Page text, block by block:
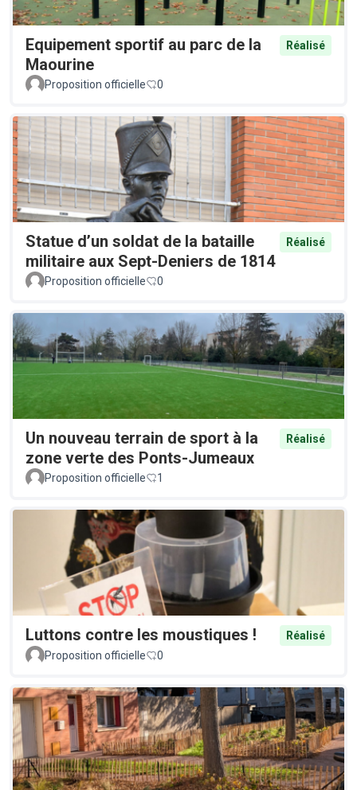
Equipement sportif au parc de la
Maourine
Réalisé
Proposition officielle 0
Statue d’un soldat de la bataille
militaire aux Sept-Deniers de 1814
Réalisé
Proposition officielle 0
Un nouveau terrain de sport à la
zone verte des Ponts-Jumeaux
Réalisé
Proposition officielle 1
Luttons contre les moustiques !
Réalisé
Proposition officielle
0